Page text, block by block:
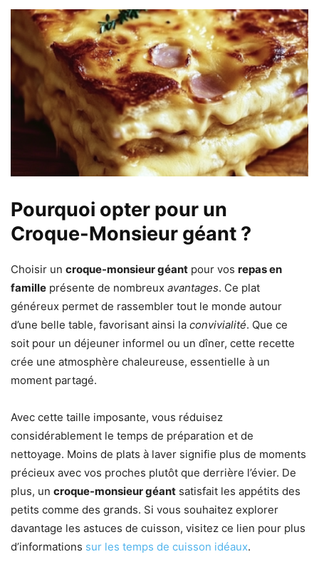
Pourquoi opter pour un
Croque-Monsieur géant ?
Choisir un croque-monsieur géant pour vos repas en
famille présente de nombreux avantages. Ce plat
généreux permet de rassembler tout le monde autour
d’une belle table, favorisant ainsi la convivialité. Que ce
soit pour un déjeuner informel ou un dîner, cette recette
crée une atmosphère chaleureuse, essentielle à un
moment partagé.
Avec cette taille imposante, vous réduisez
considérablement le temps de préparation et de
nettoyage. Moins de plats à laver signifie plus de moments
précieux avec vos proches plutôt que derrière l’évier. De
plus, un croque-monsieur géant satisfait les appétits des
petits comme des grands. Si vous souhaitez explorer
davantage les astuces de cuisson, visitez ce lien pour plus
d’informations sur les temps de cuisson idéaux.